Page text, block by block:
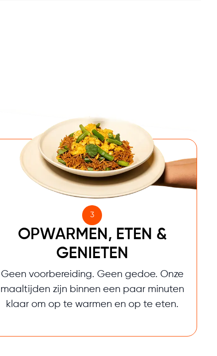
3
OPWARMEN, ETEN &
GENIETEN
Geen voorbereiding. Geen gedoe. Onze
maaltijden zijn binnen een paar minuten
klaar om op te warmen en op te eten.